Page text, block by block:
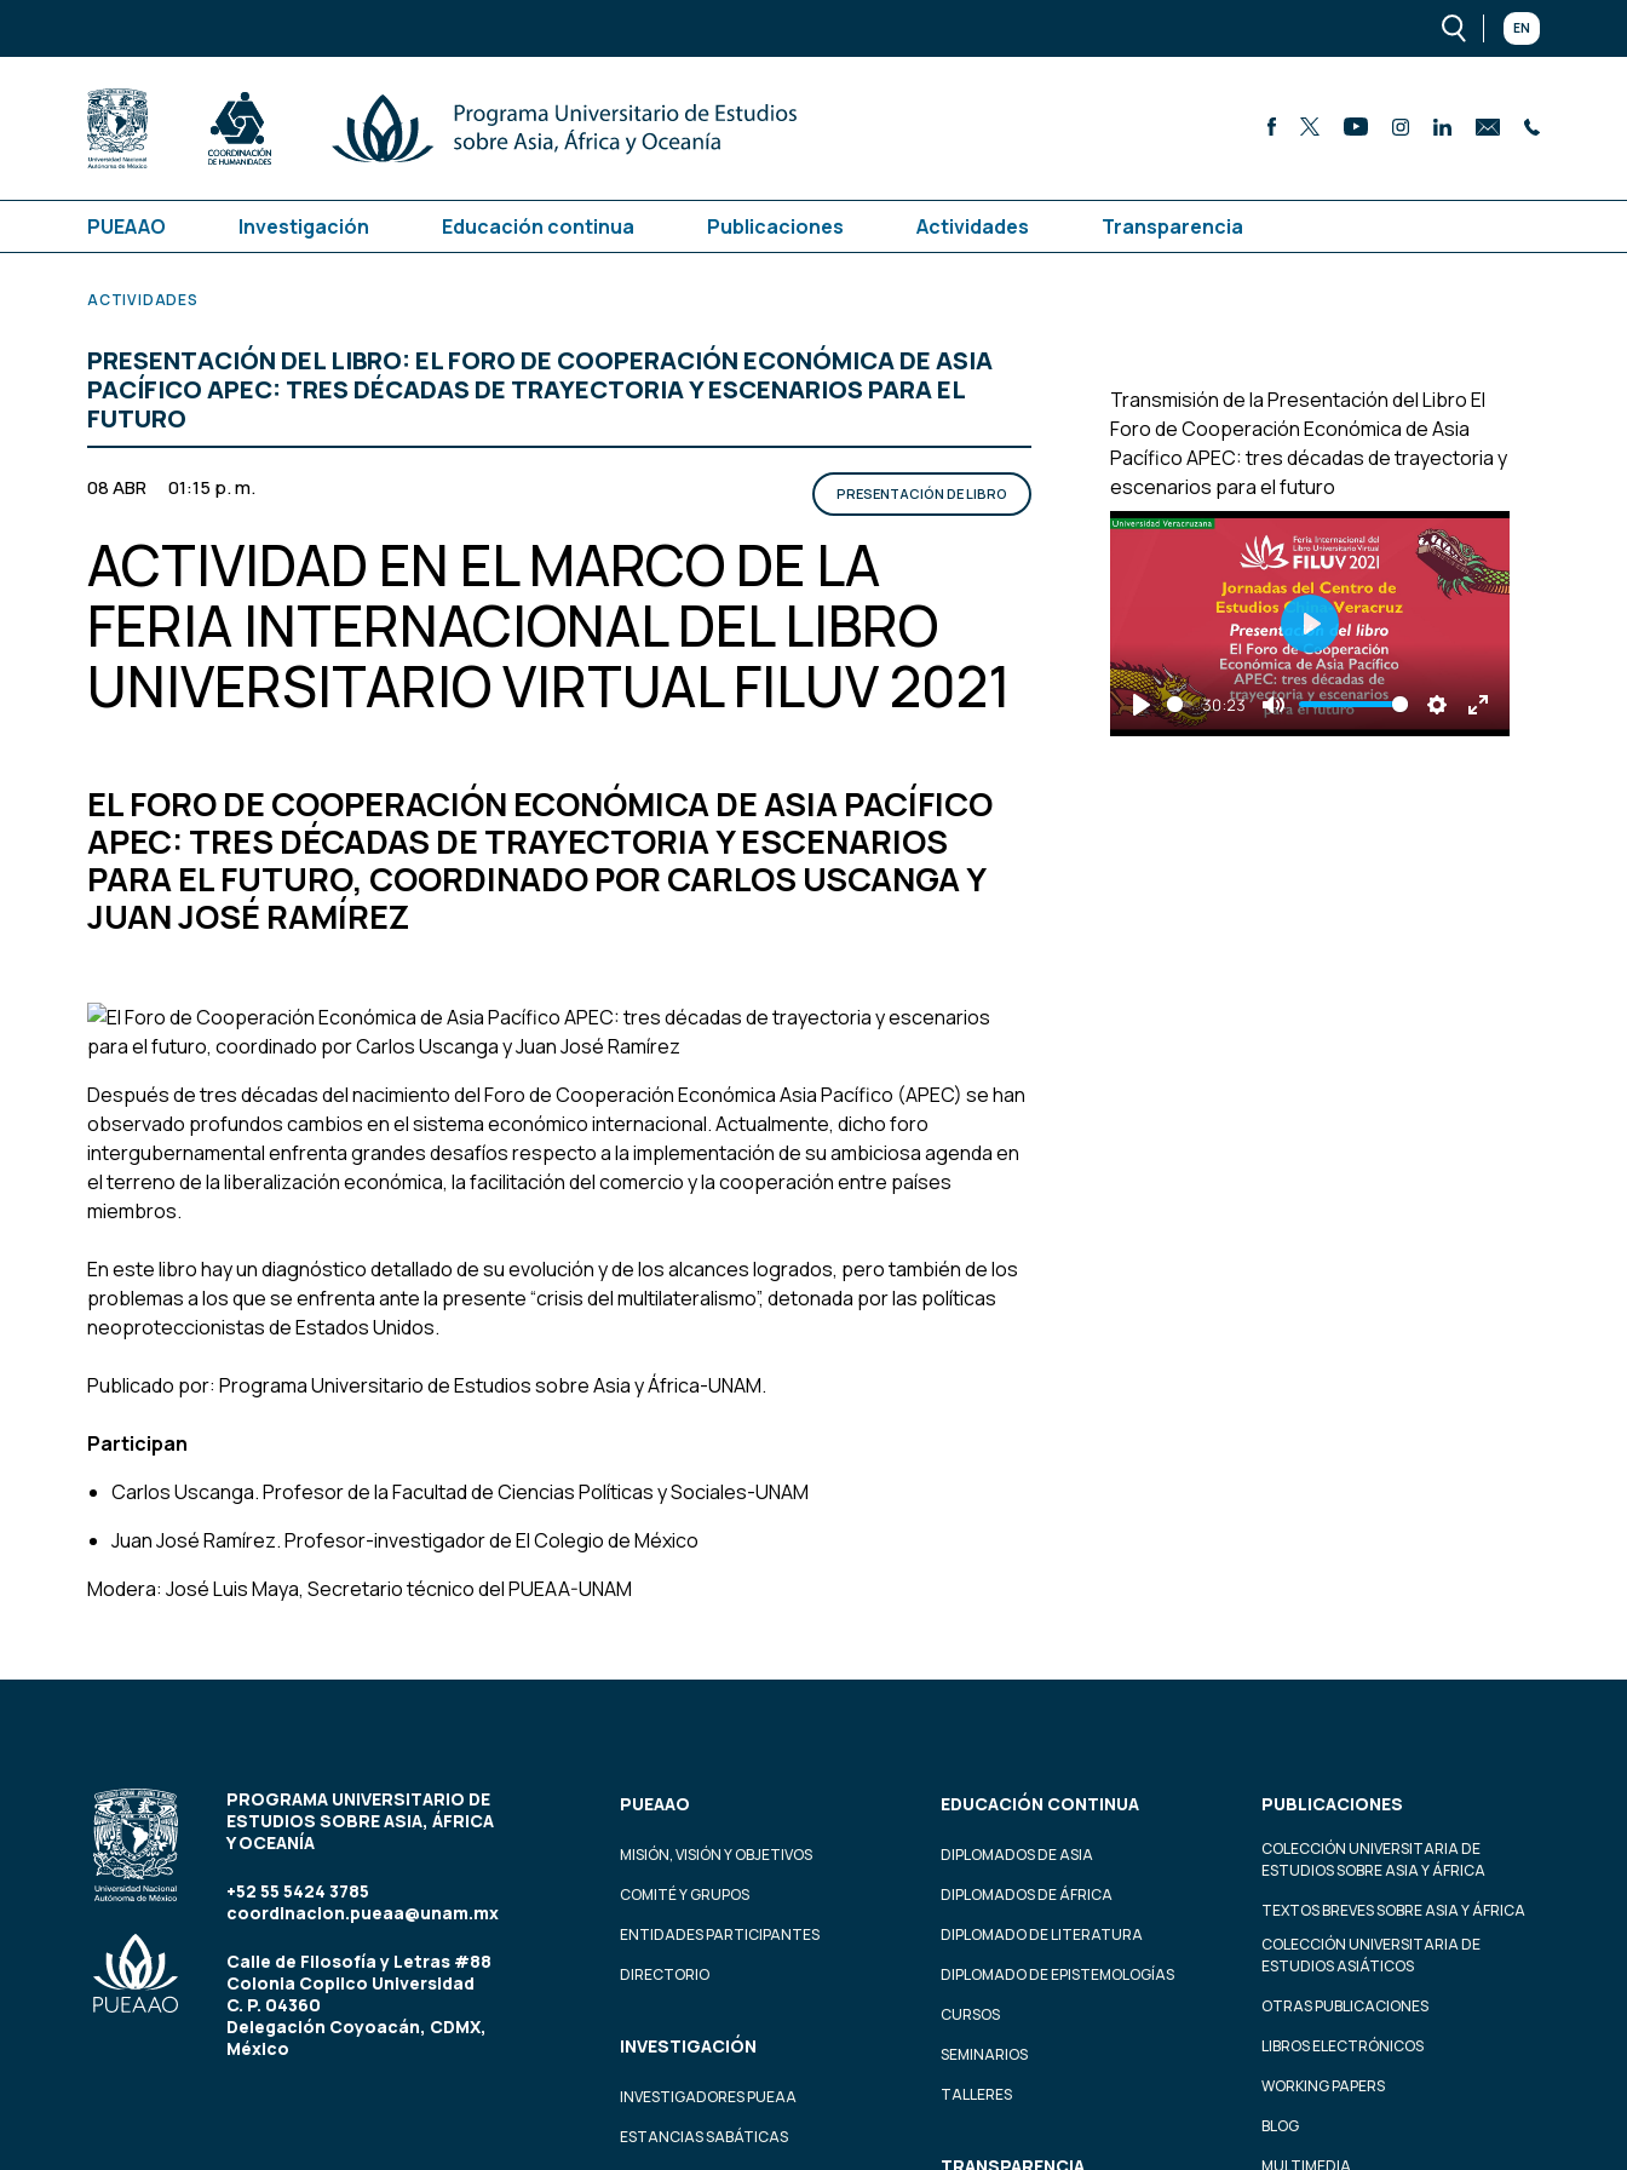
EN
PUEAAO Investigación Educación continua Publicaciones Actividades Transparencia
ACTIVIDADES
PRESENTACIÓN DEL LIBRO: EL FORO DE COOPERACIÓN ECONÓMICA DE ASIA
PACÍFICO APEC: TRES DÉCADAS DE TRAYECTORIA Y ESCENARIOS PARA EL
FUTURO
08 ABR 01:15 p. m. PRESENTACIÓN DE LIBRO
ACTIVIDAD EN EL MARCO DE LA
FERIA INTERNACIONAL DEL LIBRO
UNIVERSITARIO VIRTUAL FILUV 2021
EL FORO DE COOPERACIÓN ECONÓMICA DE ASIA PACÍFICO
APEC: TRES DÉCADAS DE TRAYECTORIA Y ESCENARIOS
PARA EL FUTURO, COORDINADO POR CARLOS USCANGA Y
JUAN JOSÉ RAMÍREZ
Después de tres décadas del nacimiento del Foro de Cooperación Económica Asia Pacífico (APEC) se han
observado profundos cambios en el sistema económico internacional. Actualmente, dicho foro
intergubernamental enfrenta grandes desafíos respecto a la implementación de su ambiciosa agenda en
el terreno de la liberalización económica, la facilitación del comercio y la cooperación entre países
miembros.
En este libro hay un diagnóstico detallado de su evolución y de los alcances logrados, pero también de los
problemas a los que se enfrenta ante la presente “crisis del multilateralismo”, detonada por las políticas
neoproteccionistas de Estados Unidos.
Publicado por: Programa Universitario de Estudios sobre Asia y África-UNAM.
Participan
Carlos Uscanga. Profesor de la Facultad de Ciencias Políticas y Sociales-UNAM
Juan José Ramírez. Profesor-investigador de El Colegio de México
Modera: José Luis Maya, Secretario técnico del PUEAA-UNAM
Transmisión de la Presentación del Libro El
Foro de Cooperación Económica de Asia
Pacífico APEC: tres décadas de trayectoria y
escenarios para el futuro
Play
30:23
Mute Settings
Enter
Play
PROGRAMA UNIVERSITARIO DE
ESTUDIOS SOBRE ASIA, ÁFRICA
Y OCEANÍA
+52 55 5424 3785
coordinacion.pueaa@unam.mx
Calle de Filosofía y Letras #88
Colonia Copilco Universidad
C. P. 04360
Delegación Coyoacán, CDMX,
México
PUEAAO
MISIÓN, VISIÓN Y OBJETIVOS
COMITÉ Y GRUPOS
ENTIDADES PARTICIPANTES
DIRECTORIO
INVESTIGACIÓN
INVESTIGADORES PUEAA
ESTANCIAS SABÁTICAS
EDUCACIÓN CONTINUA
DIPLOMADOS DE ASIA
DIPLOMADOS DE ÁFRICA
DIPLOMADO DE LITERATURA
DIPLOMADO DE EPISTEMOLOGÍAS
CURSOS
SEMINARIOS
TALLERES
PUBLICACIONES
COLECCIÓN UNIVERSITARIA DE
ESTUDIOS SOBRE ASIA Y ÁFRICA
TEXTOS BREVES SOBRE ASIA Y ÁFRICA
COLECCIÓN UNIVERSITARIA DE
ESTUDIOS ASIÁTICOS
OTRAS PUBLICACIONES
LIBROS ELECTRÓNICOS
WORKING PAPERS
BLOG
MULTIMEDIA